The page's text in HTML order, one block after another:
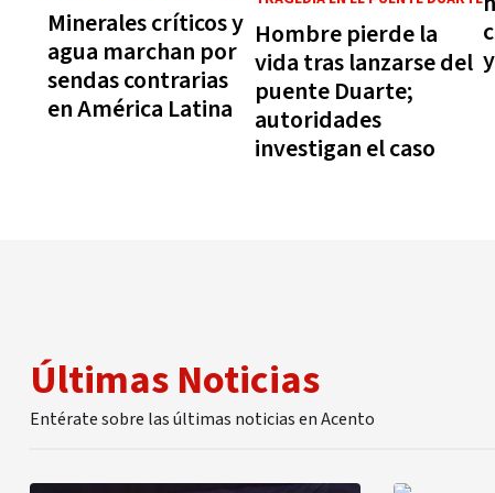
Minerales críticos y
agua marchan por
sendas contrarias
en América Latina
Hombre pierde la
vida tras lanzarse del
puente Duarte;
autoridades
investigan el caso